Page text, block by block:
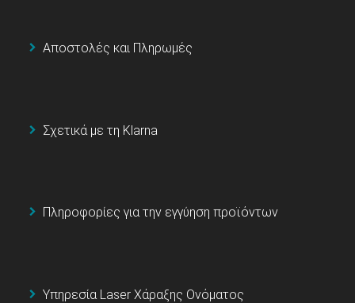
Αποστολές και Πληρωμές
Σχετικά με τη Klarna
Πληροφορίες για την εγγύηση προϊόντων
Υπηρεσία Laser Χάραξης Ονόματος